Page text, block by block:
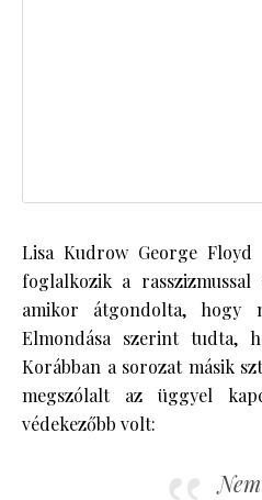
Lisa Kudrow George
foglalkozik a
amikor átgondolta, hogy
Elmondása szerint tudta,
Korábban a sorozat másik
megszólalt az üggyel
védekezőbb volt: